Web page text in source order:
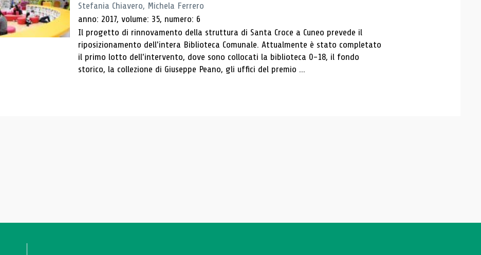
Stefania Chiavero, Michela Ferrero
anno: 2017, volume: 35, numero: 6
Il progetto di rinnovamento della struttura di Santa Croce a Cuneo prevede il
riposizionamento dell'intera Biblioteca Comunale. Attualmente è stato completato
il primo lotto dell'intervento, dove sono collocati la biblioteca 0-18, il fondo
storico, la collezione di Giuseppe Peano, gli uffici del premio ...